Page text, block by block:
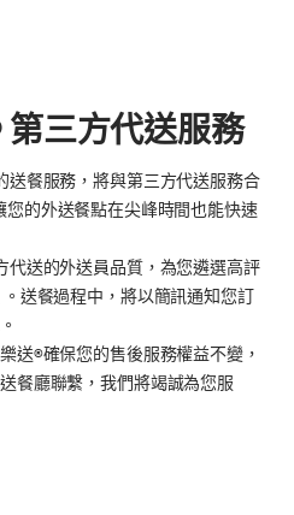
三方代送服務
送餐服務，將與第三方代送服務合
您的外送餐點在尖峰時間也能快速
代送的外送員品質，為您遴選高評
送餐過程中，將以簡訊通知您訂
送®確保您的售後服務權益不變，
餐廳聯繫，我們將竭誠為您服